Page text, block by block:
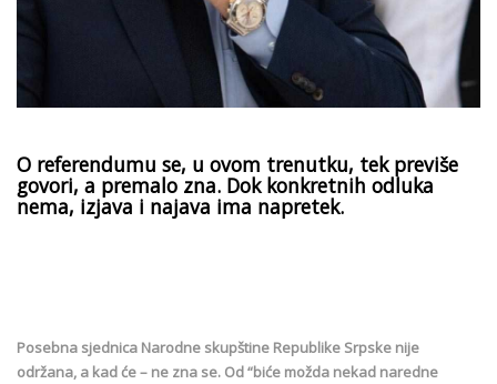
O referendumu se, u ovom trenutku, tek previše
govori, a premalo zna. Dok konkretnih odluka
nema, izjava i najava ima napretek.
Posebna sjednica Narodne skupštine Republike Srpske nije
održana, a kad će – ne zna se. Od “biće možda nekad naredne